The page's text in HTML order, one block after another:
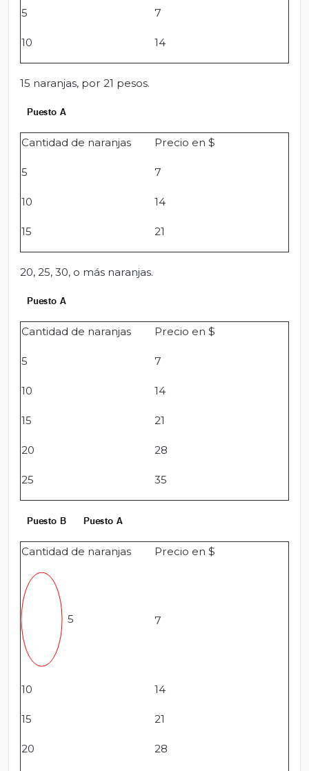
5 7
10 14
15 naranjas, por 21 pesos.
Cantidad de naranjas Precio en $
5 7
10 14
15 21
20, 25, 30, o más naranjas.
Cantidad de naranjas Precio en $
5 7
10 14
15 21
20 28
25 35
Cantidad de naranjas Precio en $
5 7
10 14
15 21
20 28